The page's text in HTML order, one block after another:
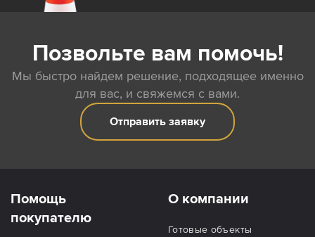
Позвольте вам помочь!
Мы быстро найдем решение, подходящее именно
для вас, и свяжемся с вами.
Отправить заявку
Помощь
покупателю
О компании
Готовые объекты